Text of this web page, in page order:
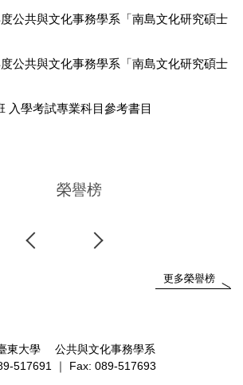
度公共與文化事務學系「南島文化研究碩士
度公共與文化事務學系「南島文化研究碩士
入學考試專業科目參考書目
榮譽榜
更多榮譽榜
東大學 公共與文化事務學系
517691 ｜ Fax: 089-517693